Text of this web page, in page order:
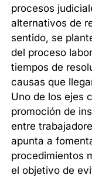
procesos
alternativos de
sentido, se
del proceso
tiempos de
causas que
Uno de los ejes
promoción de
entre
apunta a
procedimientos
el objetivo de